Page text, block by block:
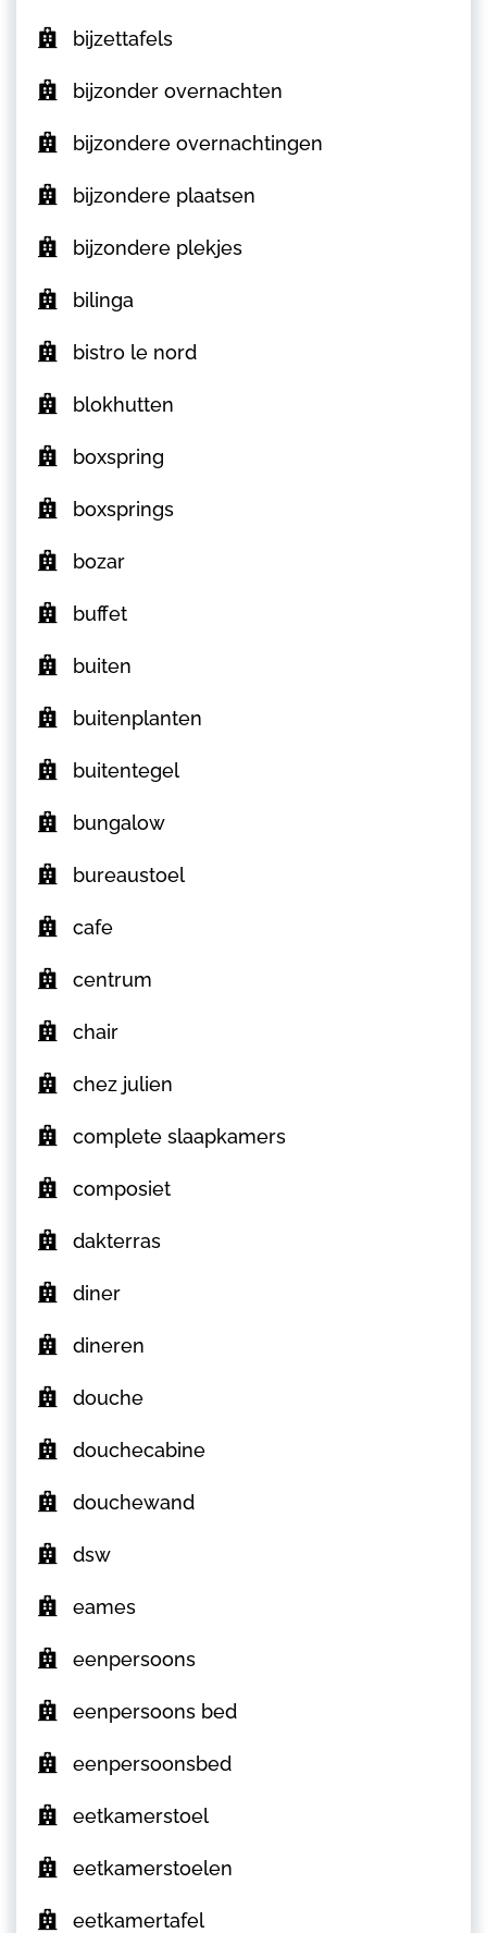
bijzettafels
bijzonder overnachten
bijzondere overnachtingen
bijzondere plaatsen
bijzondere plekjes
bilinga
bistro le nord
blokhutten
boxspring
boxsprings
bozar
buffet
buiten
buitenplanten
buitentegel
bungalow
bureaustoel
cafe
centrum
chair
chez julien
complete slaapkamers
composiet
dakterras
diner
dineren
douche
douchecabine
douchewand
dsw
eames
eenpersoons
eenpersoons bed
eenpersoonsbed
eetkamerstoel
eetkamerstoelen
eetkamertafel